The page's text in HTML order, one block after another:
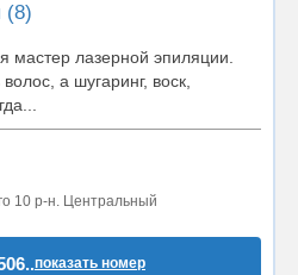
(8)
мастер лазерной эпиляции.
а шугаринг, воск,
10 р-н. Центральный
показать номер